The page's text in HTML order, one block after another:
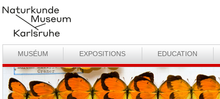
MUSÉUM EXPOSITIONS EDUCATION